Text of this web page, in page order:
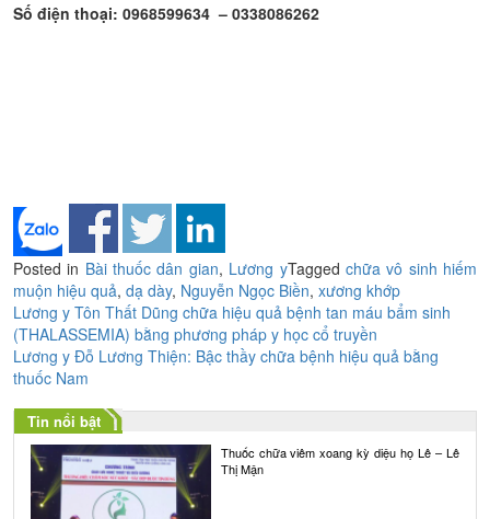
Số điện thoại: 0968599634 – 0338086262
Posted in Bài thuốc dân gian, Lương yTagged chữa vô sinh hiếm
muộn hiệu quả, dạ dày, Nguyễn Ngọc Biền, xương khớp
Điều
hướng
bài
viết
Lương y Tôn Thất Dũng chữa hiệu quả bệnh tan máu bẩm sinh
(THALASSEMIA) bằng phương pháp y học cổ truyền
Lương y Đỗ Lương Thiện: Bậc thầy chữa bệnh hiệu quả bằng
thuốc Nam
Tin nổi bật
Thuốc chữa viêm xoang kỳ diệu họ Lê – Lê
Thị Mận